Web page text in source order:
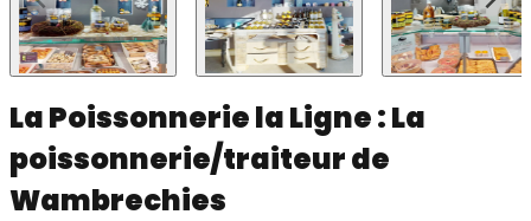
La Poissonnerie la Ligne : La
poissonnerie/traiteur de
Wambrechies